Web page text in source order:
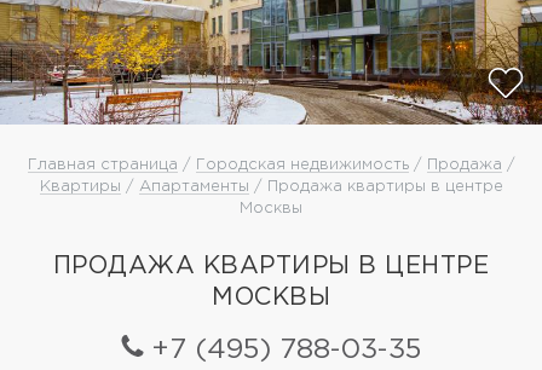
Главная страница / Городская недвижимость/ Продажа /
Квартиры / Апартаменты / Продажа квартиры в центре
Москвы
ПРОДАЖА КВАРТИРЫ В ЦЕНТРЕ
МОСКВЫ
+7 (495) 788-03-35